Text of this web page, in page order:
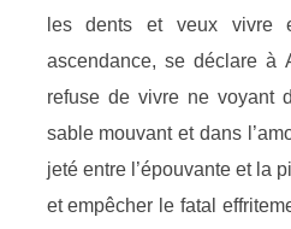
les dents et veux vivre
ascendance, se déclare à
refuse de vivre ne voyant
sable mouvant et dans
jeté entre l’épouvante et la
et empêcher le fatal